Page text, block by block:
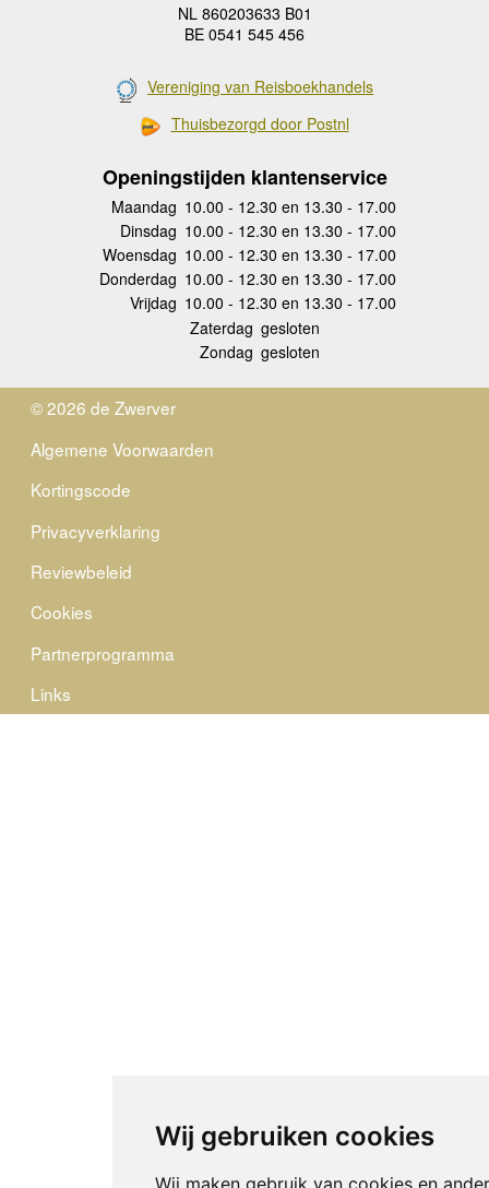
Wij gebruiken cookies
Wij maken gebruik van cookies en
NL 860203633 B01
BE 0541 545 456
Vereniging van Reisboekhandels
Thuisbezorgd door Postnl
Openingstijden klantenservice
Maandag 10.00 - 12.30 en 13.30 - 17.00
Dinsdag 10.00 - 12.30 en 13.30 - 17.00
Woensdag 10.00 - 12.30 en 13.30 - 17.00
Donderdag 10.00 - 12.30 en 13.30 - 17.00
Vrijdag 10.00 - 12.30 en 13.30 - 17.00
Zaterdag gesloten
Zondag gesloten
© 2026 de Zwerver
Algemene Voorwaarden
Kortingscode
Privacyverklaring
Reviewbeleid
Cookies
Partnerprogramma
Links